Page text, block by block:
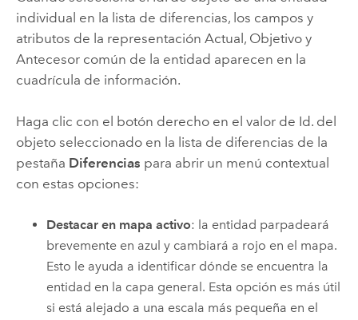
individual en la lista de diferencias, los campos y
atributos de la representación Actual, Objetivo y
Antecesor común de la entidad aparecen en la
cuadrícula de información.
Haga clic con el botón derecho en el valor de Id. del
objeto seleccionado en la lista de diferencias de la
pestaña Diferencias para abrir un menú contextual
con estas opciones:
Destacar en mapa activo: la entidad parpadeará
brevemente en azul y cambiará a rojo en el mapa.
Esto le ayuda a identificar dónde se encuentra la
entidad en la capa general. Esta opción es más útil
si está alejado a una escala más pequeña en el